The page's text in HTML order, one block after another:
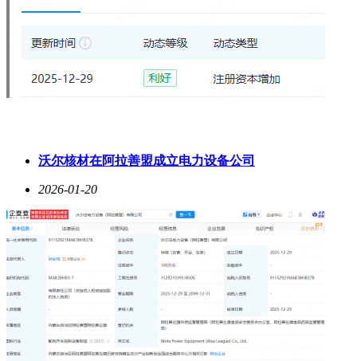
沃尔核材在阿拉善盟成立电力设备公司
2026-01-20